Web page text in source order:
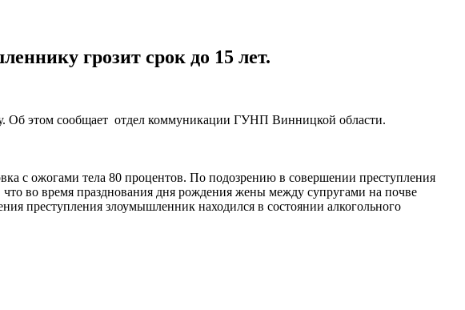
грозит срок до 15 лет.
Об этом сообщает отдел коммуникации ГУНП Винницкой области.
с ожогами тела 80 процентов. По подозрению в совершении преступления
во время празднования дня рождения жены между супругами на почве
преступления злоумышленник находился в состоянии алкогольного